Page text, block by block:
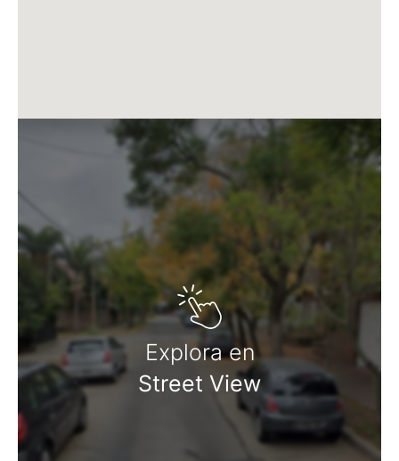
Matrícula CMCPSI N° 6886
Av. Libertador 4189 - La Lucila - Prov. de Bs. As.
Matrícula CUCICBA N° 8264
Av. Juramento 1775 - Belgrano - CABA
Explora en
Street View